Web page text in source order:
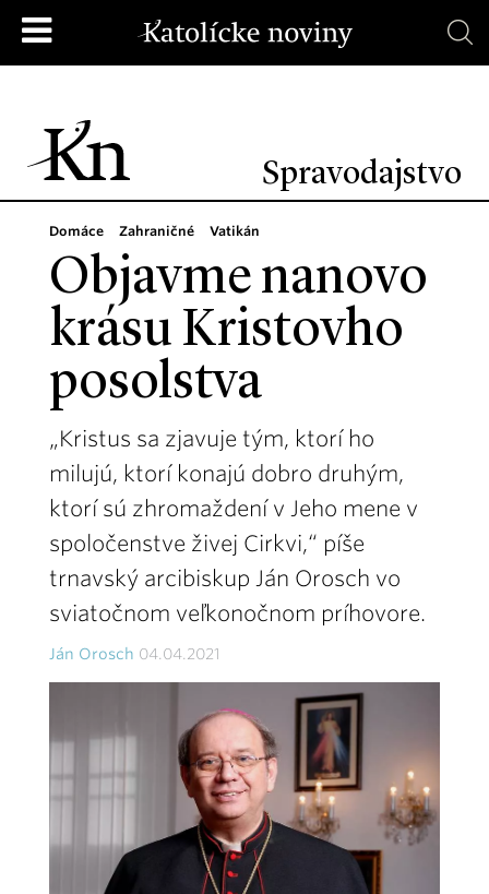
Spravodajstvo
Domáce Zahraničné Vatikán
Objavme nanovo
krásu Kristovho
posolstva
„Kristus sa zjavuje tým, ktorí ho
milujú, ktorí konajú dobro druhým,
ktorí sú zhromaždení v Jeho mene v
spoločenstve živej Cirkvi,“ píše
trnavský arcibiskup Ján Orosch vo
sviatočnom veľkonočnom príhovore.
Ján Orosch 04.04.2021